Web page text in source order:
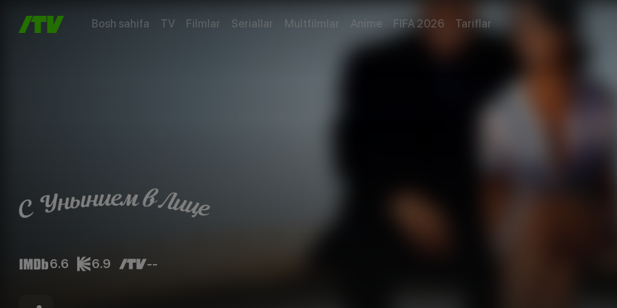
Bosh sahifa TV Filmlar Seriallar Multfilmlar Anime FIFA 2026 Tariflar
6.6 6.9 --